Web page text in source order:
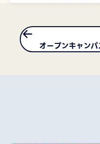
オープンキャン